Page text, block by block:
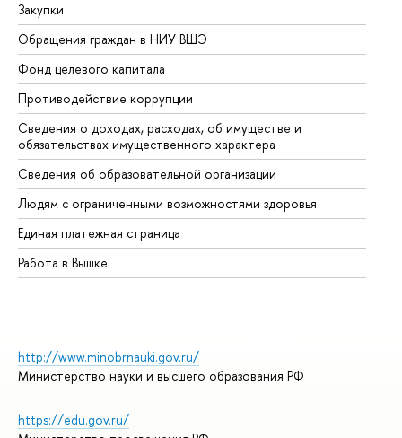
Закупки
Обращения граждан в НИУ ВШЭ
Фонд целевого капитала
Противодействие коррупции
Сведения о доходах, расходах, об имуществе и
обязательствах имущественного характера
Сведения об образовательной организации
Людям с ограниченными возможностями здоровья
Единая платежная страница
Работа в Вышке
http://www.minobrnauki.gov.ru/
Министерство науки и высшего образования РФ
https://edu.gov.ru/